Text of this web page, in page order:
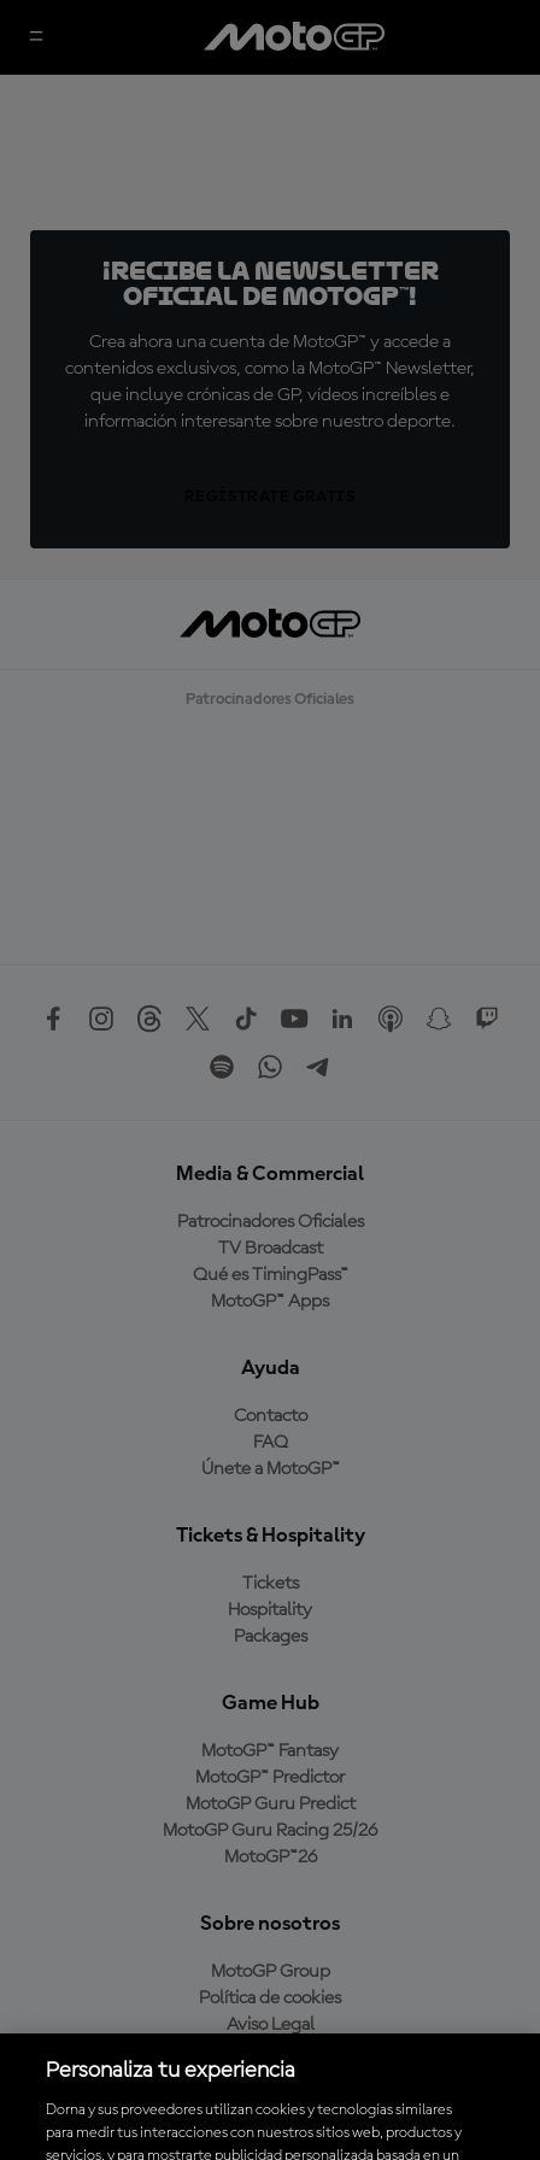
¡Recibe la Newsletter
oficial de MotoGP™!
Crea ahora una cuenta de MotoGP™ y accede a
contenidos exclusivos, como la MotoGP™ Newsletter,
que incluye crónicas de GP, vídeos increíbles e
información interesante sobre nuestro deporte.
Patrocinadores Oficiales
Media & Commercial
Patrocinadores Oficiales
TV Broadcast
Qué es TimingPass™
MotoGP™ Apps
Ayuda
Contacto
FAQ
Únete a MotoGP™
Tickets & Hospitality
Tickets
Hospitality
Packages
Game Hub
MotoGP™ Fantasy
MotoGP™ Predictor
MotoGP Guru Predict
MotoGP Guru Racing 25/26
MotoGP™26
Sobre nosotros
MotoGP Group
Política de cookies
Aviso Legal
Política de compra
Personaliza tu experiencia
Dorna y sus proveedores utilizan cookies y tecnologías similares
para medir tus interacciones con nuestros sitios web, productos y
servicios, y para mostrarte publicidad personalizada basada en un